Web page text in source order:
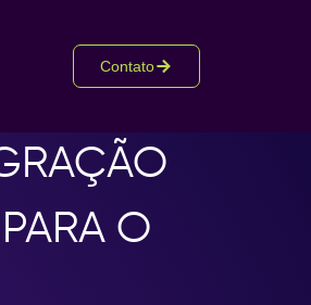
Contato
O